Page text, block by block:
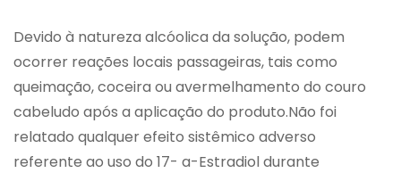
Devido à natureza alcóolica da solução, podem
ocorrer reações locais passageiras, tais como
queimação, coceira ou avermelhamento do couro
cabeludo após a aplicação do produto.Não foi
relatado qualquer efeito sistêmico adverso
referente ao uso do 17- a-Estradiol durante